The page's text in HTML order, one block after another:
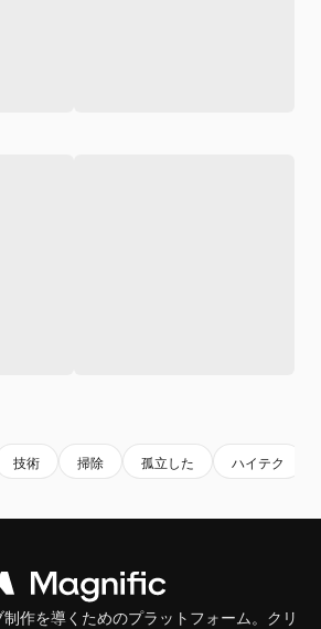
技術 掃除 孤立した ハイテク
作を導くためのプラットフォーム。クリ